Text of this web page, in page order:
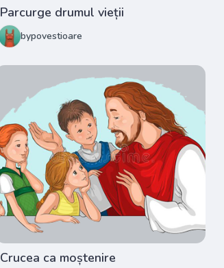
Parcurge drumul vieții
bypovestioare
Crucea ca moștenire